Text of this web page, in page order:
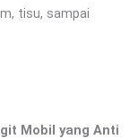
tisu, sampai
Mobil yang Anti